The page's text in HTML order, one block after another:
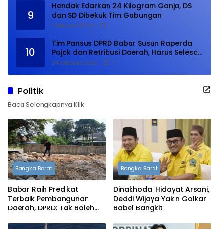
9
Hendak Edarkan 24 Kilogram Ganja, DS
dan SD Dibekuk Tim Gabungan
1 Februari 2024 1
10
Tim Pansus DPRD Babar Susun Raperda
Pajak dan Retribusi Daerah, Harus Selesai
Januari 2024
24 Oktober 2023 1
Politik
Baca Selengkapnya Klik
Bangka Barat
Babar Raih Predikat
Terbaik Pembangunan
Daerah, DPRD: Tak Boleh
Bangka Barat
Dinakhodai Hidayat Arsani,
Deddi Wijaya Yakin Golkar
Babel Bangkit